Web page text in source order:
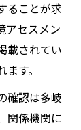
ることが求
アセスメン
載されてい
す。
確認は多岐
関係機関に